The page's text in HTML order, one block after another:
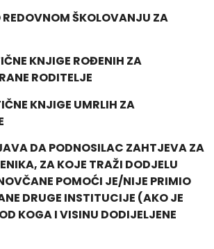
REDOVNOM ŠKOLOVANJU ZA
KNJIGE ROĐENIH ZA
RODITELJE
KNJIGE UMRLIH ZA
DA PODNOSILAC ZAHTJEVA ZA
ZA KOJE TRAŽI DODJELU
POMOĆI JE/NIJE PRIMIO
DRUGE INSTITUCIJE (AKO JE
KOGA I VISINU DODIJELJENE